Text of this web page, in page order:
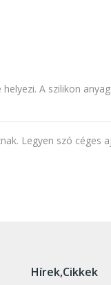
A szilikon
Legyen szó céges
Hírek,Cikkek